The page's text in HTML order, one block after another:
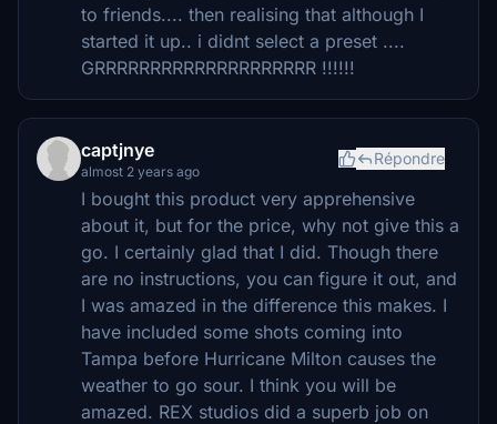
to friends.... then realising that although I
started it up.. i didnt select a preset ....
GRRRRRRRRRRRRRRRRRRRR !!!!!!
captjnye
almost 2 years ago
Répondre
I bought this product very apprehensive
about it, but for the price, why not give this a
go. I certainly glad that I did. Though there
are no instructions, you can figure it out, and
I was amazed in the difference this makes. I
have included some shots coming into
Tampa before Hurricane Milton causes the
weather to go sour. I think you will be
amazed. REX studios did a superb job on